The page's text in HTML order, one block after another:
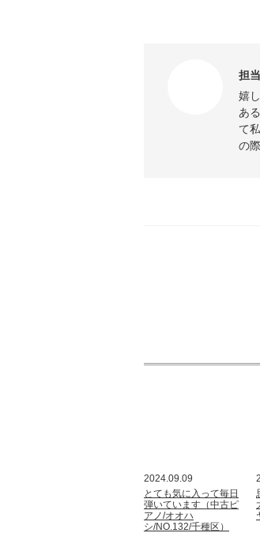
担
嬉
あ
て
の
2024.09.09
とても気に入って毎日
弾いています（中古ピ
アノ/オオハ
シ/NO.132/千種区）